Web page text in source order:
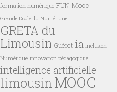
formation numérique FUN-Mooc
Grande Ecole du Numérique
GRETA du
Limousin Guéret ia Inclusion
Numérique innovation pédagogique
intelligence artificielle
limousin MOOC